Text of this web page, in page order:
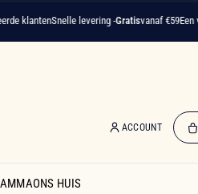
Snelle levering -Gratisvanaf €59Een vraag?
ACCOUNT
ONS HUIS